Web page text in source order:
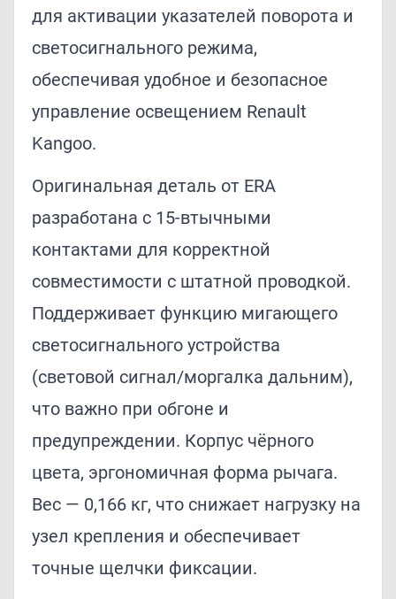
для активации указателей поворота и
светосигнального режима,
обеспечивая удобное и безопасное
управление освещением Renault
Kangoo.
Оригинальная деталь от ERA
разработана с 15-втычными
контактами для корректной
совместимости с штатной проводкой.
Поддерживает функцию мигающего
светосигнального устройства
(световой сигнал/моргалка дальним),
что важно при обгоне и
предупреждении. Корпус чёрного
цвета, эргономичная форма рычага.
Вес — 0,166 кг, что снижает нагрузку на
узел крепления и обеспечивает
точные щелчки фиксации.